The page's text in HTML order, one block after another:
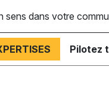
sens dans votre
Pilotez